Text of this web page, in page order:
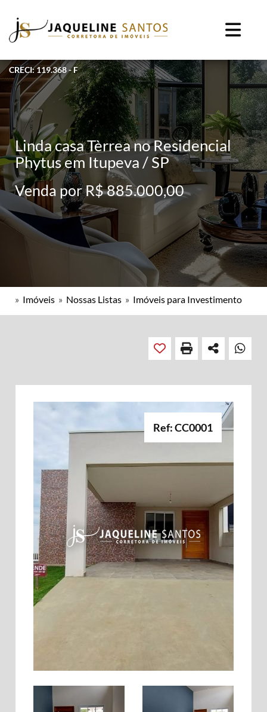
CRECI: 119.368 - F
Linda casa Tèrrea no Residencial
Phytus em Itupeva / SP
Venda por R$ 885.000,00
» Imóveis » Nossas Listas » Imóveis para Investimento
Ref: CC0001